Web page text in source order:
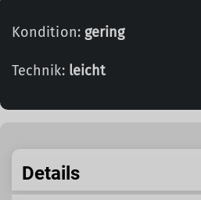
Kondition: gering
Technik: leicht
Details